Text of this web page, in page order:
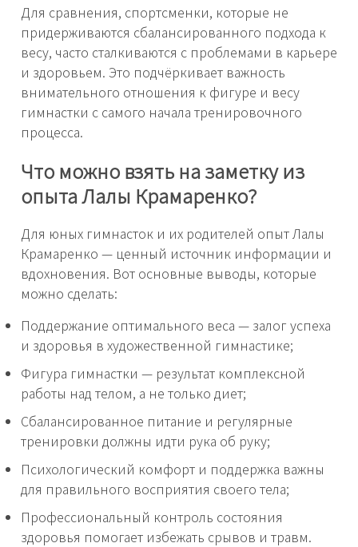
Для сравнения, спортсменки, которые не
придерживаются сбалансированного подхода к
весу, часто сталкиваются с проблемами в карьере
и здоровьем. Это подчёркивает важность
внимательного отношения к фигуре и весу
гимнастки с самого начала тренировочного
процесса.
Что можно взять на заметку из
опыта Лалы Крамаренко?
Для юных гимнасток и их родителей опыт Лалы
Крамаренко — ценный источник информации и
вдохновения. Вот основные выводы, которые
можно сделать:
Поддержание оптимального веса — залог успеха
и здоровья в художественной гимнастике;
Фигура гимнастки — результат комплексной
работы над телом, а не только диет;
Сбалансированное питание и регулярные
тренировки должны идти рука об руку;
Психологический комфорт и поддержка важны
для правильного восприятия своего тела;
Профессиональный контроль состояния
здоровья помогает избежать срывов и травм.